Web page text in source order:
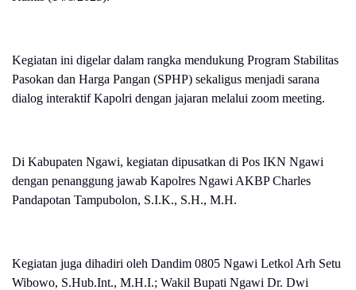
Kegiatan ini digelar dalam rangka mendukung Program Stabilitas
Pasokan dan Harga Pangan (SPHP) sekaligus menjadi sarana
dialog interaktif Kapolri dengan jajaran melalui zoom meeting.
Di Kabupaten Ngawi, kegiatan dipusatkan di Pos IKN Ngawi
dengan penanggung jawab Kapolres Ngawi AKBP Charles
Pandapotan Tampubolon, S.I.K., S.H., M.H.
Kegiatan juga dihadiri oleh Dandim 0805 Ngawi Letkol Arh Setu
Wibowo, S.Hub.Int., M.H.I.; Wakil Bupati Ngawi Dr. Dwi